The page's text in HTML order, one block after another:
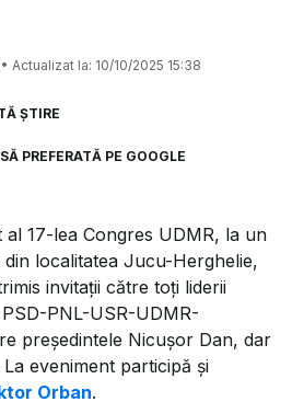
• Actualizat la: 10/10/2025 15:38
ȘTIRE
PREFERATĂ PE GOOGLE
17-lea Congres UDMR, la un
localitatea Jucu-Herghelie,
invitații către toți liderii
PNL-USR-UDMR-
președintele Nicușor Dan, dar
eveniment participă și
Orban.